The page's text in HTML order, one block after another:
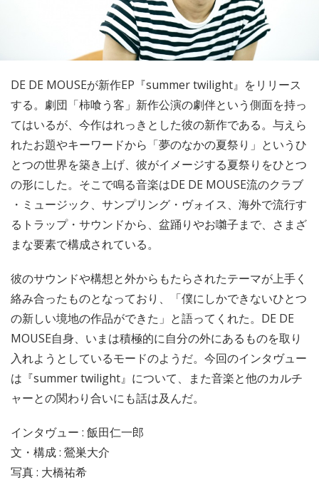
DE DE MOUSEが新作EP『summer twilight』をリリース
する。劇団「柿喰う客」新作公演の劇伴という側面を持っ
てはいるが、今作はれっきとした彼の新作である。与えら
れたお題やキーワードから「夢のなかの夏祭り」というひ
とつの世界を築き上げ、彼がイメージする夏祭りをひとつ
の形にした。そこで鳴る音楽はDE DE MOUSE流のクラブ
・ミュージック、サンプリング・ヴォイス、海外で流行す
るトラップ・サウンドから、盆踊りやお囃子まで、さまざ
まな要素で構成されている。
彼のサウンドや構想と外からもたらされたテーマが上手く
絡み合ったものとなっており、「僕にしかできないひとつ
の新しい境地の作品ができた」と語ってくれた。DE DE
MOUSE自身、いまは積極的に自分の外にあるものを取り
入れようとしているモードのようだ。今回のインタヴュー
は『summer twilight』について、また音楽と他のカルチ
ャーとの関わり合いにも話は及んだ。
インタヴュー : 飯田仁一郎
文・構成 : 鶯巣大介
写真 : 大橋祐希